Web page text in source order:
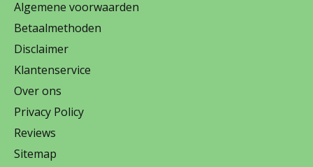
Algemene voorwaarden
Betaalmethoden
Disclaimer
Klantenservice
Over ons
Privacy Policy
Reviews
Sitemap